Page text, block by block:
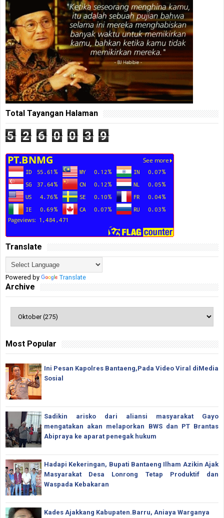
Total Tayangan Halaman
5 2 6 0 0 3 9
Translate
Powered by Translate
Archive
Most Popular
Ini Pesan Kapolres Bantaeng,Pada Video Viral diMedia
Sosial
Sadikin arisko dari aliansi masyarakat Gayo
mengatakan akan melaporkan BWS dan PT Brantas
Abipraya ke aparat penegak hukum
Hadapi Kekeringan, Bupati Bantaeng Ilham Azikin Ajak
Masyarakat Desa Lonrong Tetap Produktif dan
Waspada Kebakaran
Kades Ajakkang Kabupaten.Barru, Aniaya Warganya